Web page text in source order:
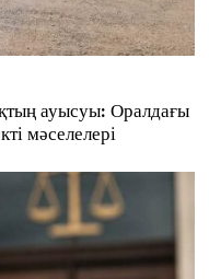
ауысуы: Оралдағы
мәселелері